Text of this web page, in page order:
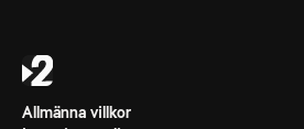
Allmänna villkor